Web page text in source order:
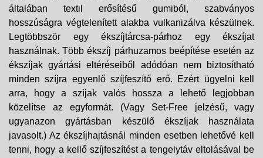
általában textil erősítésű gumiból, szabványos
hosszúságra végtelenített alakba vulkanizálva készülnek.
Legtöbbször egy ékszíjtárcsa-párhoz egy ékszíjat
használnak. Több ékszíj párhuzamos beépítése esetén az
ékszíjak gyártási eltéréseiből adódóan nem biztosítható
minden szíjra egyenlő szíjfeszítő erő. Ezért ügyelni kell
arra, hogy a szíjak valós hossza a lehető legjobban
közelítse az egyformát. (Vagy Set-Free jelzésű, vagy
ugyanazon gyártásban készülő ékszíjak használata
javasolt.) Az ékszíjhajtásnál minden esetben lehetővé kell
tenni, hogy a kellő szíjfeszítést a tengelytáv eltolásával be